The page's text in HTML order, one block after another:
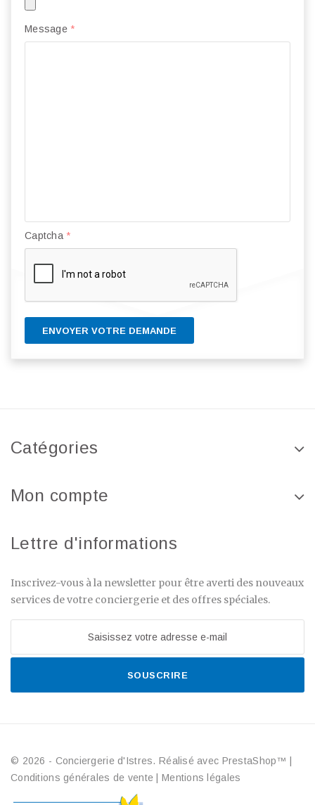
Message *
Captcha *
ENVOYER VOTRE DEMANDE
Catégories
Mon compte
Lettre d'informations
Inscrivez-vous à la newsletter pour être averti des nouveaux
services de votre conciergerie et des offres spéciales.
SOUSCRIRE
© 2026 - Conciergerie d'Istres. Réalisé avec PrestaShop™
Conditions générales de vente
Mentions légales